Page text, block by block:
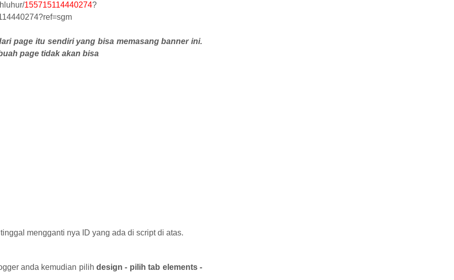
155715114440274?
page itu sendiri yang bisa memasang banner ini.
page tidak akan bisa
mengganti nya ID yang ada di script di atas.
anda kemudian pilih design - pilih tab elements -